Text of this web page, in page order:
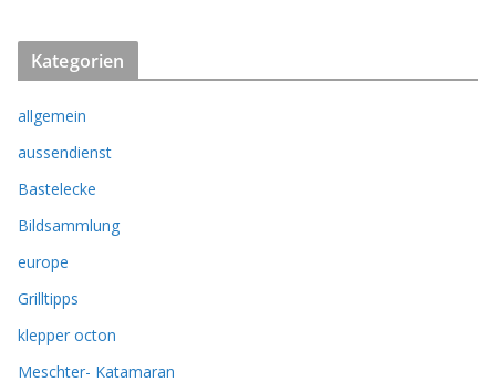
Kategorien
allgemein
aussendienst
Bastelecke
Bildsammlung
europe
Grilltipps
klepper octon
Meschter- Katamaran